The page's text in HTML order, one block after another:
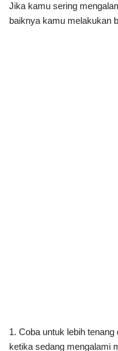
Jika kamu sering
baiknya kamu melakukan
1. Coba untuk lebih
ketika sedang mengalami